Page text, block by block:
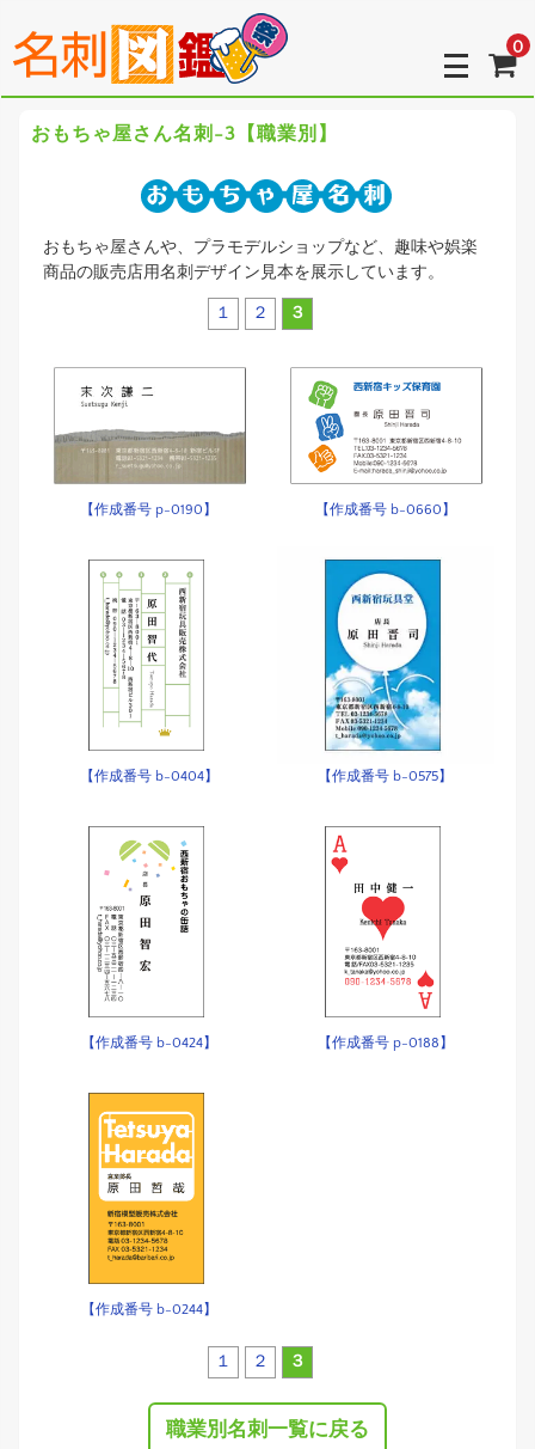
0
おもちゃ屋さん名刺-3【職業別】
おもちゃ屋さんや、プラモデルショップなど、趣味や娯楽
商品の販売店用名刺デザイン見本を展示しています。
１ ２ ３
【作成番号 p-0190】 【作成番号 b-0660】
【作成番号 b-0404】 【作成番号 b-0575】
【作成番号 b-0424】 【作成番号 p-0188】
【作成番号 b-0244】
１ ２ ３
職業別名刺一覧に戻る